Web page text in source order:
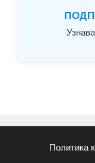
Политика